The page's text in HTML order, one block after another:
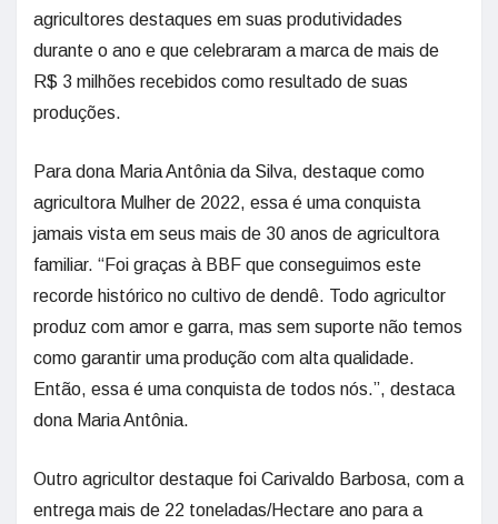
agricultores destaques em suas produtividades
durante o ano e que celebraram a marca de mais de
R$ 3 milhões recebidos como resultado de suas
produções.
Para dona Maria Antônia da Silva, destaque como
agricultora Mulher de 2022, essa é uma conquista
jamais vista em seus mais de 30 anos de agricultora
familiar. “Foi graças à BBF que conseguimos este
recorde histórico no cultivo de dendê. Todo agricultor
produz com amor e garra, mas sem suporte não temos
como garantir uma produção com alta qualidade.
Então, essa é uma conquista de todos nós.”, destaca
dona Maria Antônia.
Outro agricultor destaque foi Carivaldo Barbosa, com a
entrega mais de 22 toneladas/Hectare ano para a